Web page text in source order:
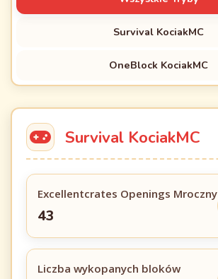
Survival KociakMC
OneBlock KociakMC
Survival KociakMC
Excellentcrates Openings Mroczny
43
Liczba wykopanych bloków